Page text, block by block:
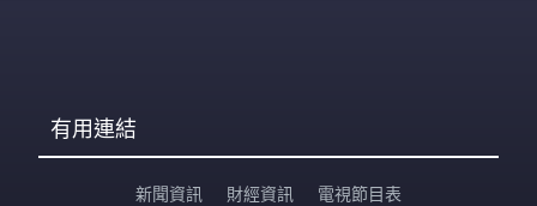
有用連結
新聞資訊 財經資訊 電視節目表